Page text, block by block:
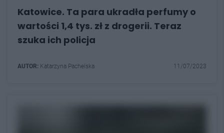
Katowice. Ta para ukradła perfumy o
wartości 1,4 tys. zł z drogerii. Teraz
szuka ich policja
AUTOR: Katarzyna Pachelska 11/07/2023